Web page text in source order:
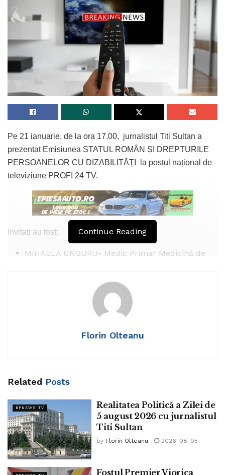
Pe 21 ianuarie, de la ora 17.00, jurnalistul Titi Sultan a
prezentat Emisiunea STATUL ROMÂN ȘI DREPTURILE
PERSOANELOR CU DIZABILITĂȚI la postul național de
televiziune PROFI 24 TV.
Invitați au fost:
MIHAELA UNGURU- Medic Primar Medicină de
DANIEL NORBERT- Președintele Asociației pentru
Protecția Familiei, Tineretului și Egalității de
Șanse Sfântul Mina
unei persoane cu dizabilități
Continue Reading
Florin Olteanu
Related Posts
BPNEWS TV
Realitatea Politică a Zilei de
5 august 2026 cu jurnalistul
Titi Sultan
by Florin Olteanu 2026-08-05
Fostul Premier Viorica